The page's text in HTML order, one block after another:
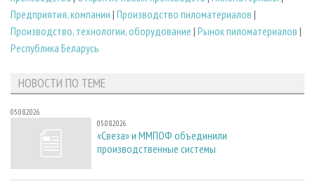
Предприятия, компании | Производство пиломатериалов |
Производство, технологии, оборудование | Рынок пиломатериалов |
Республика Беларусь
НОВОСТИ ПО ТЕМЕ
05.08.2026
05.08.2026
«Свеза» и ММПОФ объединили
производственные системы